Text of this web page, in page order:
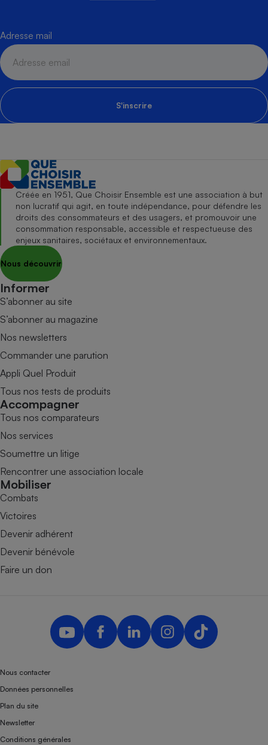
Adresse mail
S'inscrire
Créée en 1951, Que Choisir Ensemble est une association à but
non lucratif qui agit, en toute indépendance, pour défendre les
droits des consommateurs et des usagers, et promouvoir une
consommation responsable, accessible et respectueuse des
enjeux sanitaires, sociétaux et environnementaux.
Nous découvrir
Informer
S’abonner au site
S’abonner au magazine
Nos newsletters
Commander une parution
Appli Quel Produit
Tous nos tests de produits
Accompagner
Tous nos comparateurs
Nos services
Soumettre un litige
Rencontrer une association locale
Mobiliser
Combats
Victoires
Devenir adhérent
Devenir bénévole
Faire un don
Nous contacter
Données personnelles
Plan du site
Newsletter
Conditions générales